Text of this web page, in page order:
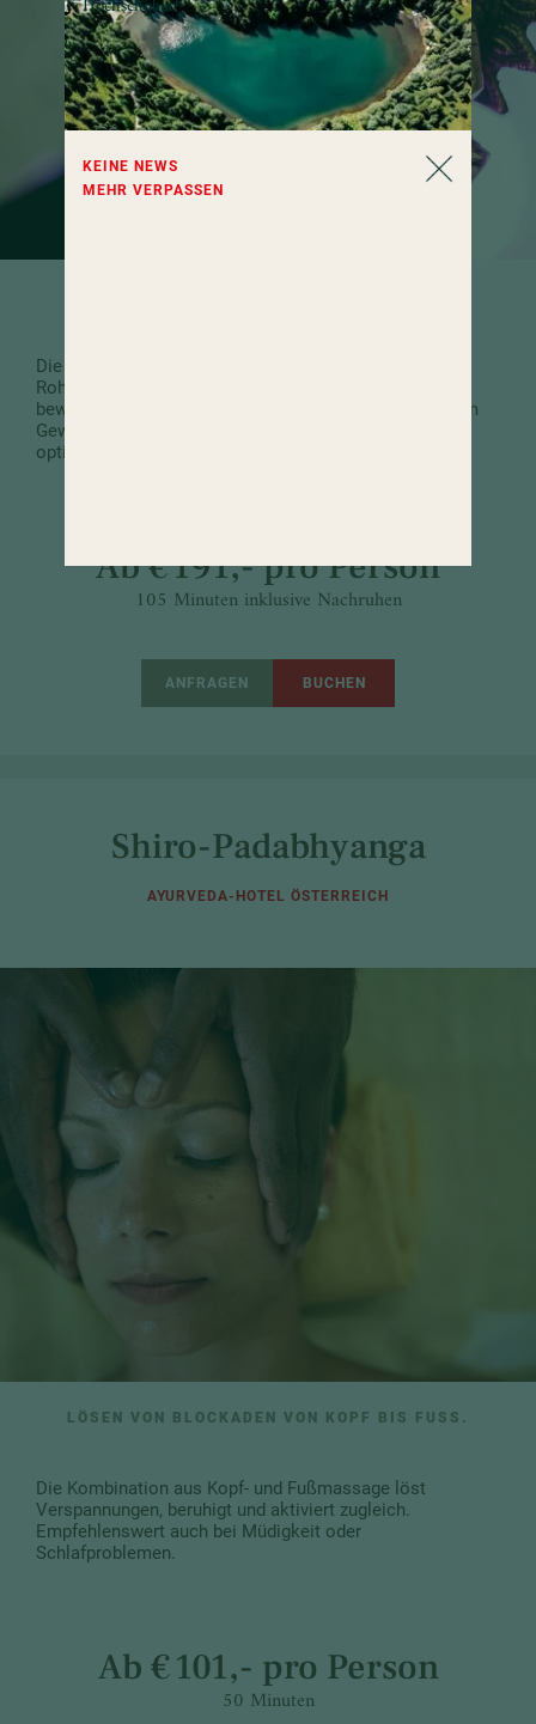
KEINE NEWS
MEHR VERPASSEN
Die Garshana-Massage mit einem naturbelassenen
Rohseidenhandschuh fördert die Durchblutung und
bewirkt, dass Stoffwechselschlacken wirksam aus dem
Gewebe ausgeleitet werden. Dadurch wird die Haut
optimal für die Abhyanga vorbereitet.
Ab € 191,- pro Person
105 Minuten inklusive Nachruhen
ANFRAGEN BUCHEN
Shiro-Padabhyanga
AYURVEDA-HOTEL ÖSTERREICH
LÖSEN VON BLOCKADEN VON KOPF BIS FUSS.
Die Kombination aus Kopf- und Fußmassage löst
Verspannungen, beruhigt und aktiviert zugleich.
Empfehlenswert auch bei Müdigkeit oder
Schlafproblemen.
Ab € 101,- pro Person
50 Minuten